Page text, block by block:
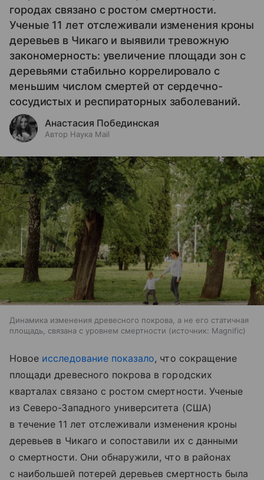
городах связано с ростом смертности.
Ученые 11 лет отслеживали изменения кроны
деревьев в Чикаго и выявили тревожную
закономерность: увеличение площади зон с
деревьями стабильно коррелировало с
меньшим числом смертей от сердечно-
сосудистых и респираторных заболеваний.
Анастасия Побединская
Автор Наука Mail
Динамика изменения древесного покрова, а не его статичная
площадь, связана с уровнем смертности
источник: Magnific
Новое исследование показало, что сокращение
площади древесного покрова в городских
кварталах связано с ростом смертности. Ученые
из Северо-Западного университета (США)
в течение 11 лет отслеживали изменения кроны
деревьев в Чикаго и сопоставили их с данными
о смертности. Они обнаружили, что в районах
с наибольшей потерей деревьев смертность была